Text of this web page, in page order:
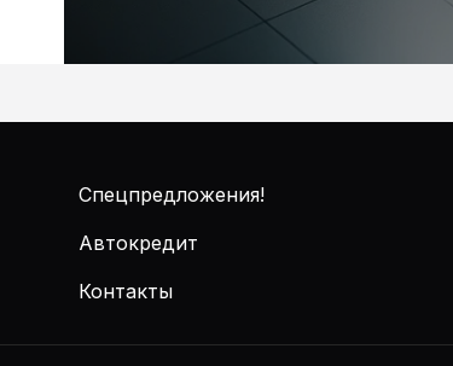
Спецпредложения!
Автокредит
Контакты